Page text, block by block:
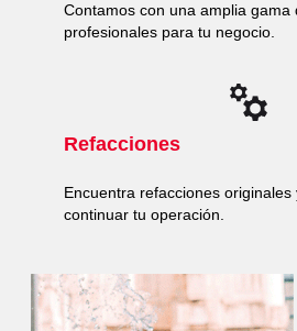
Contamos con una amplia gama
profesionales para tu negocio.
Refacciones
Encuentra refacciones
continuar tu operación.